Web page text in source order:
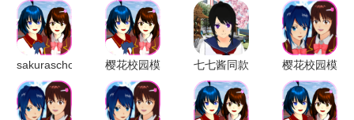
别墅、战斗机甲及全服
sakuraschoolsimulator
官方正版英
文版v1.04
樱花校园模
拟器正版无
广告中文版
v1.047.12
七七酱同款
樱花校园模
拟器英文版
完解锁v1.0
樱花校园模
拟器2026
最新版中文
版